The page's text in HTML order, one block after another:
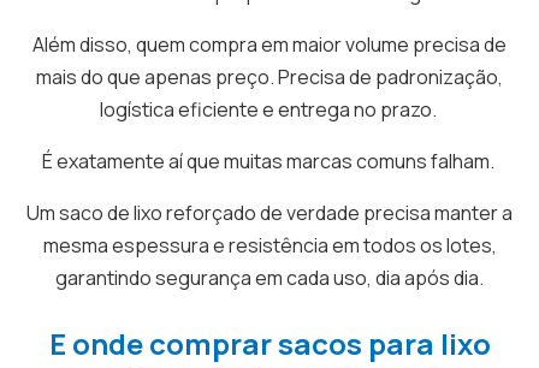
Além disso, quem compra em maior volume precisa de
mais do que apenas preço. Precisa de padronização,
logística eficiente e entrega no prazo.
É exatamente aí que muitas marcas comuns falham.
Um saco de lixo reforçado de verdade precisa manter a
mesma espessura e resistência em todos os lotes,
garantindo segurança em cada uso, dia após dia.
E onde comprar sacos para lixo